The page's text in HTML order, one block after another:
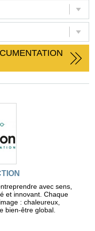
avec sens,
et innovant. Chaque
: chaleureux,
bien-être global.